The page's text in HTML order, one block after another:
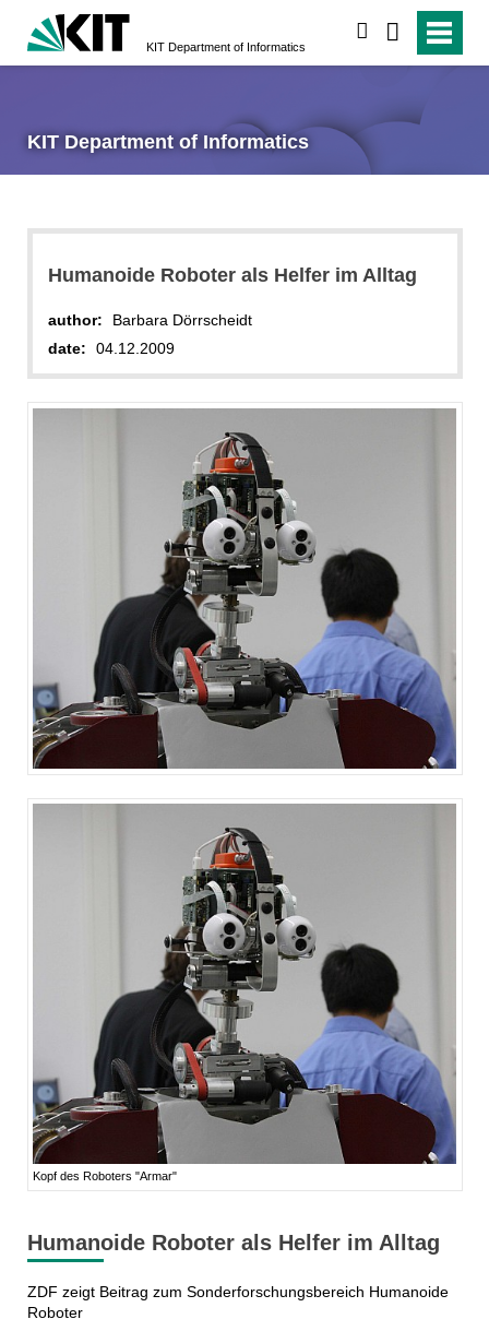
KIT Department of Informatics
KIT Department of Informatics
Humanoide Roboter als Helfer im Alltag
author:
Barbara Dörrscheidt
date:
04.12.2009
Kopf des Roboters "Armar"
Humanoide Roboter als Helfer im Alltag
ZDF zeigt Beitrag zum Sonderforschungsbereich Humanoide
Roboter